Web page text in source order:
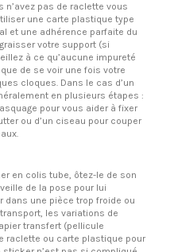
n’avez pas de raclette vous
une carte plastique type
et une adhérence parfaite du
votre support (si
à ce qu’aucune impureté
de se voir une fois votre
cloques. Dans le cas d’un
en plusieurs étapes :
pour vous aider à fixer
ou d’un ciseau pour couper
en colis tube, ôtez-le de son
de la pose pour lui
dans une pièce trop froide ou
les variations de
transfert (pellicule
raclette ou carte plastique pour